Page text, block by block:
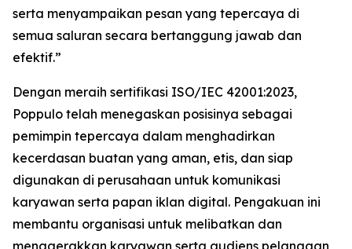
serta menyampaikan pesan yang tepercaya di
semua saluran secara bertanggung jawab dan
efektif.”
Dengan meraih sertifikasi ISO/IEC 42001:2023,
Poppulo telah menegaskan posisinya sebagai
pemimpin tepercaya dalam menghadirkan
kecerdasan buatan yang aman, etis, dan siap
digunakan di perusahaan untuk komunikasi
karyawan serta papan iklan digital. Pengakuan ini
membantu organisasi untuk melibatkan dan
menggerakkan karyawan serta audiens pelanggan